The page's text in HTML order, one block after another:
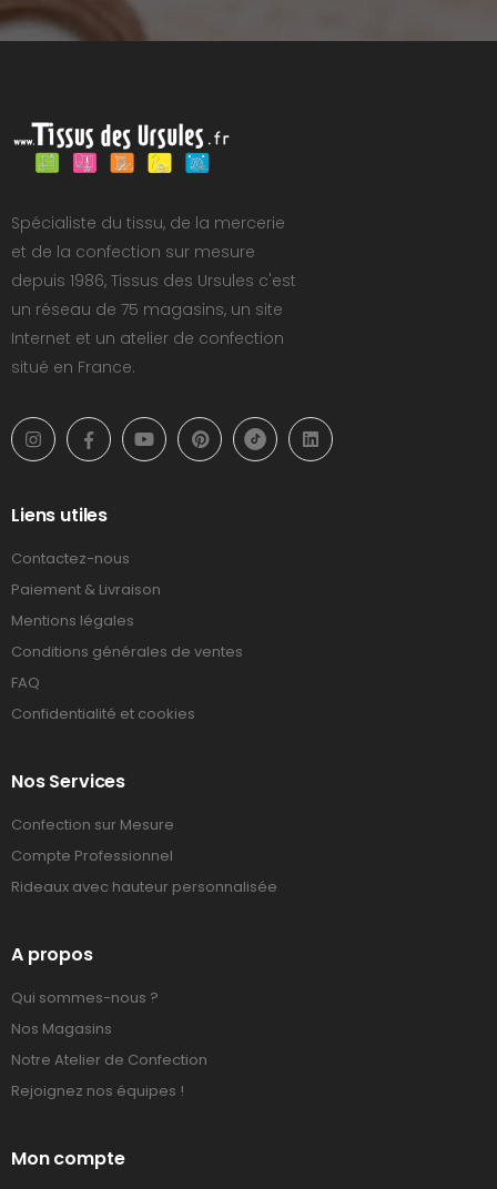
Spécialiste du tissu, de la mercerie
et de la confection sur mesure
depuis 1986, Tissus des Ursules c'est
un réseau de 75 magasins, un site
Internet et un atelier de confection
situé en France.
Liens utiles
Contactez-nous
Paiement & Livraison
Mentions légales
Conditions générales de ventes
FAQ
Confidentialité et cookies
Nos Services
Confection sur Mesure
Compte Professionnel
Rideaux avec hauteur personnalisée
A propos
Qui sommes-nous ?
Nos Magasins
Notre Atelier de Confection
Rejoignez nos équipes !
Mon compte